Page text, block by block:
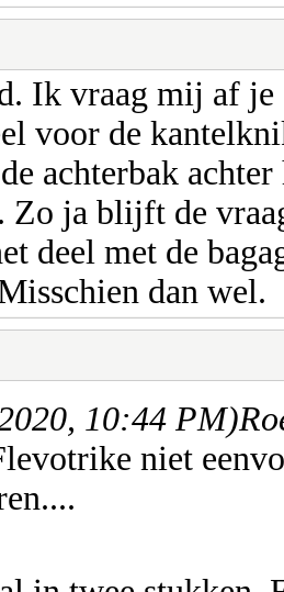
Ik vraag mij af
voor de
achterbak
Zo ja blijft de
deel met de
dan wel.
10:44 PM)
niet